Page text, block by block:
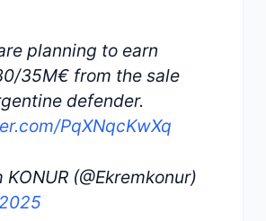
planning to earn
35M€ from the sale
defender.
PqXNqcKwXq
(@Ekremkonur)